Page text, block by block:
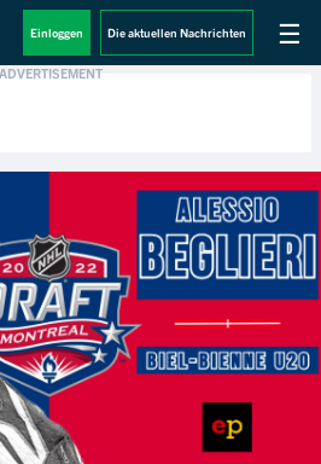
☰
Die aktuellen Nachrichten
Einloggen